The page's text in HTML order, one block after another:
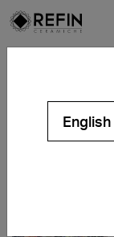
Bsp. die
ganzen Welt
English